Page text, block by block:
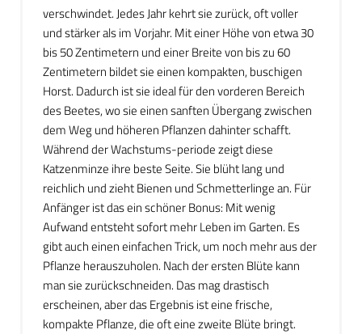
verschwindet. Jedes Jahr kehrt sie zurück, oft voller
und stärker als im Vorjahr. Mit einer Höhe von etwa 30
bis 50 Zentimetern und einer Breite von bis zu 60
Zentimetern bildet sie einen kompakten, buschigen
Horst. Dadurch ist sie ideal für den vorderen Bereich
des Beetes, wo sie einen sanften Übergang zwischen
dem Weg und höheren Pflanzen dahinter schafft.
Während der Wachstums-periode zeigt diese
Katzenminze ihre beste Seite. Sie blüht lang und
reichlich und zieht Bienen und Schmetterlinge an. Für
Anfänger ist das ein schöner Bonus: Mit wenig
Aufwand entsteht sofort mehr Leben im Garten. Es
gibt auch einen einfachen Trick, um noch mehr aus der
Pflanze herauszuholen. Nach der ersten Blüte kann
man sie zurückschneiden. Das mag drastisch
erscheinen, aber das Ergebnis ist eine frische,
kompakte Pflanze, die oft eine zweite Blüte bringt.